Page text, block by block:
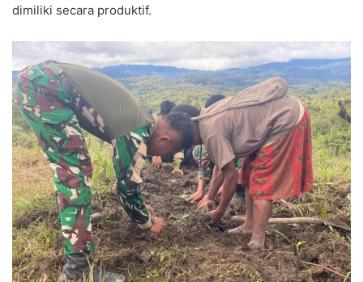
dimiliki secara produktif.